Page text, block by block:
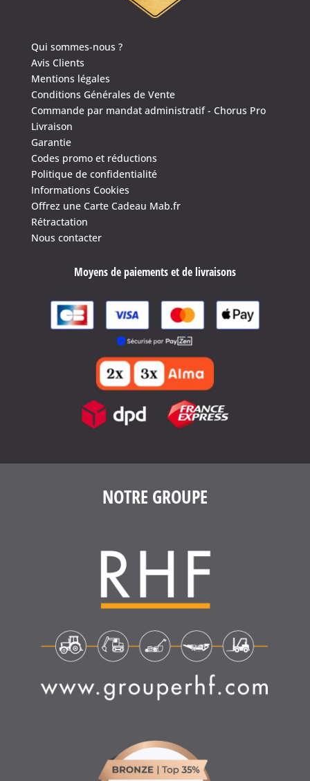
Qui sommes-nous ?
Avis Clients
Mentions légales
Conditions Générales de Vente
Commande par mandat administratif - Chorus Pro
Livraison
Garantie
Codes promo et réductions
Politique de confidentialité
Informations Cookies
Offrez une Carte Cadeau Mab.fr
Rétractation
Nous contacter
Moyens de paiements et de livraisons
NOTRE GROUPE